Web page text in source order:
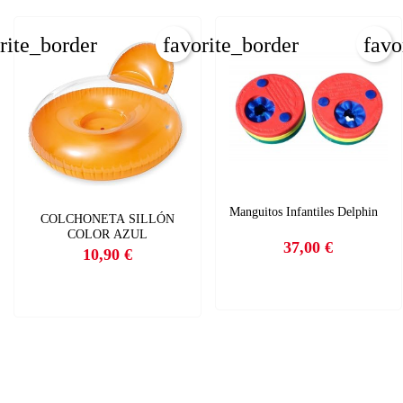
COLCHONETA SILLÓN
COLOR AZUL
Precio
10,90 €
favorite_border
Manguitos Infantiles Delphin
Precio
37,00 €
×
×